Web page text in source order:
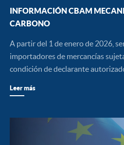
INFORMACIÓN CBAM
CARBONO
A partir del 1 de enero de 2026,
importadores de mercancías
condición de declarante
Leer más